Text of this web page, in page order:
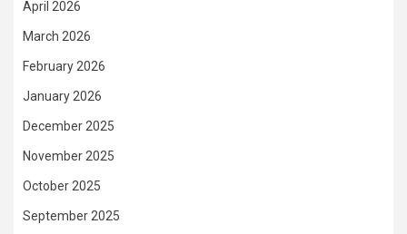
April 2026
March 2026
February 2026
January 2026
December 2025
November 2025
October 2025
September 2025